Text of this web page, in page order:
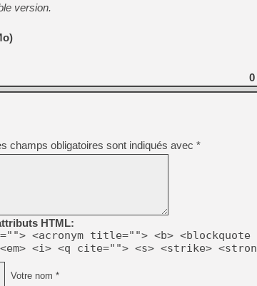
[Mo5] Deux inédits du
[GK] Le beat'em up The
[GK] Endless Legend 2 :
[LS] [PS5] Le WebKit
[GK] Oubliez Crazy Taxi,
[LS] [Switch] NSZ 5.0.0
[GK] Bethesda fête les 30
version.
0
champs obligatoires sont indiqués avec *
HTML:
<acronym title=""> <b> <blockquote
<i> <q cite=""> <s> <strike>
Votre nom *